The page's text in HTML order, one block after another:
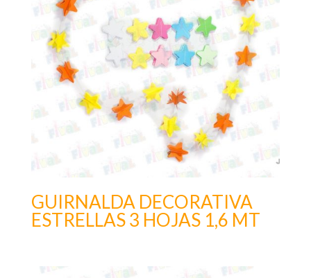
GUIRNALDA DECORATIVA
ESTRELLAS 3 HOJAS 1,6 MT